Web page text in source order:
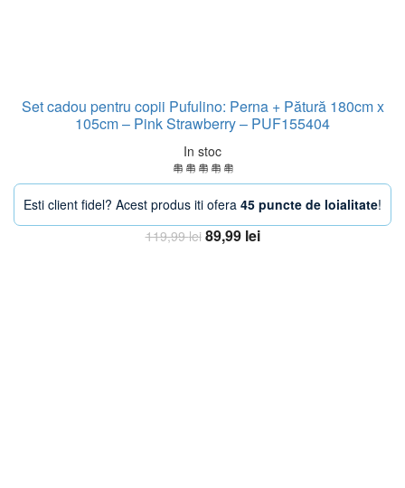
Set cadou pentru copii Pufulino: Perna + Pătură 180cm x
105cm – Pink Strawberry – PUF155404
In stoc
Esti client fidel? Acest produs iti ofera 45 puncte de loialitate!
119,99lei Prețul
89,99 leiPrețul